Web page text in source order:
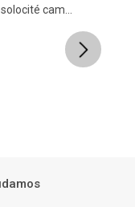
cam...
Next